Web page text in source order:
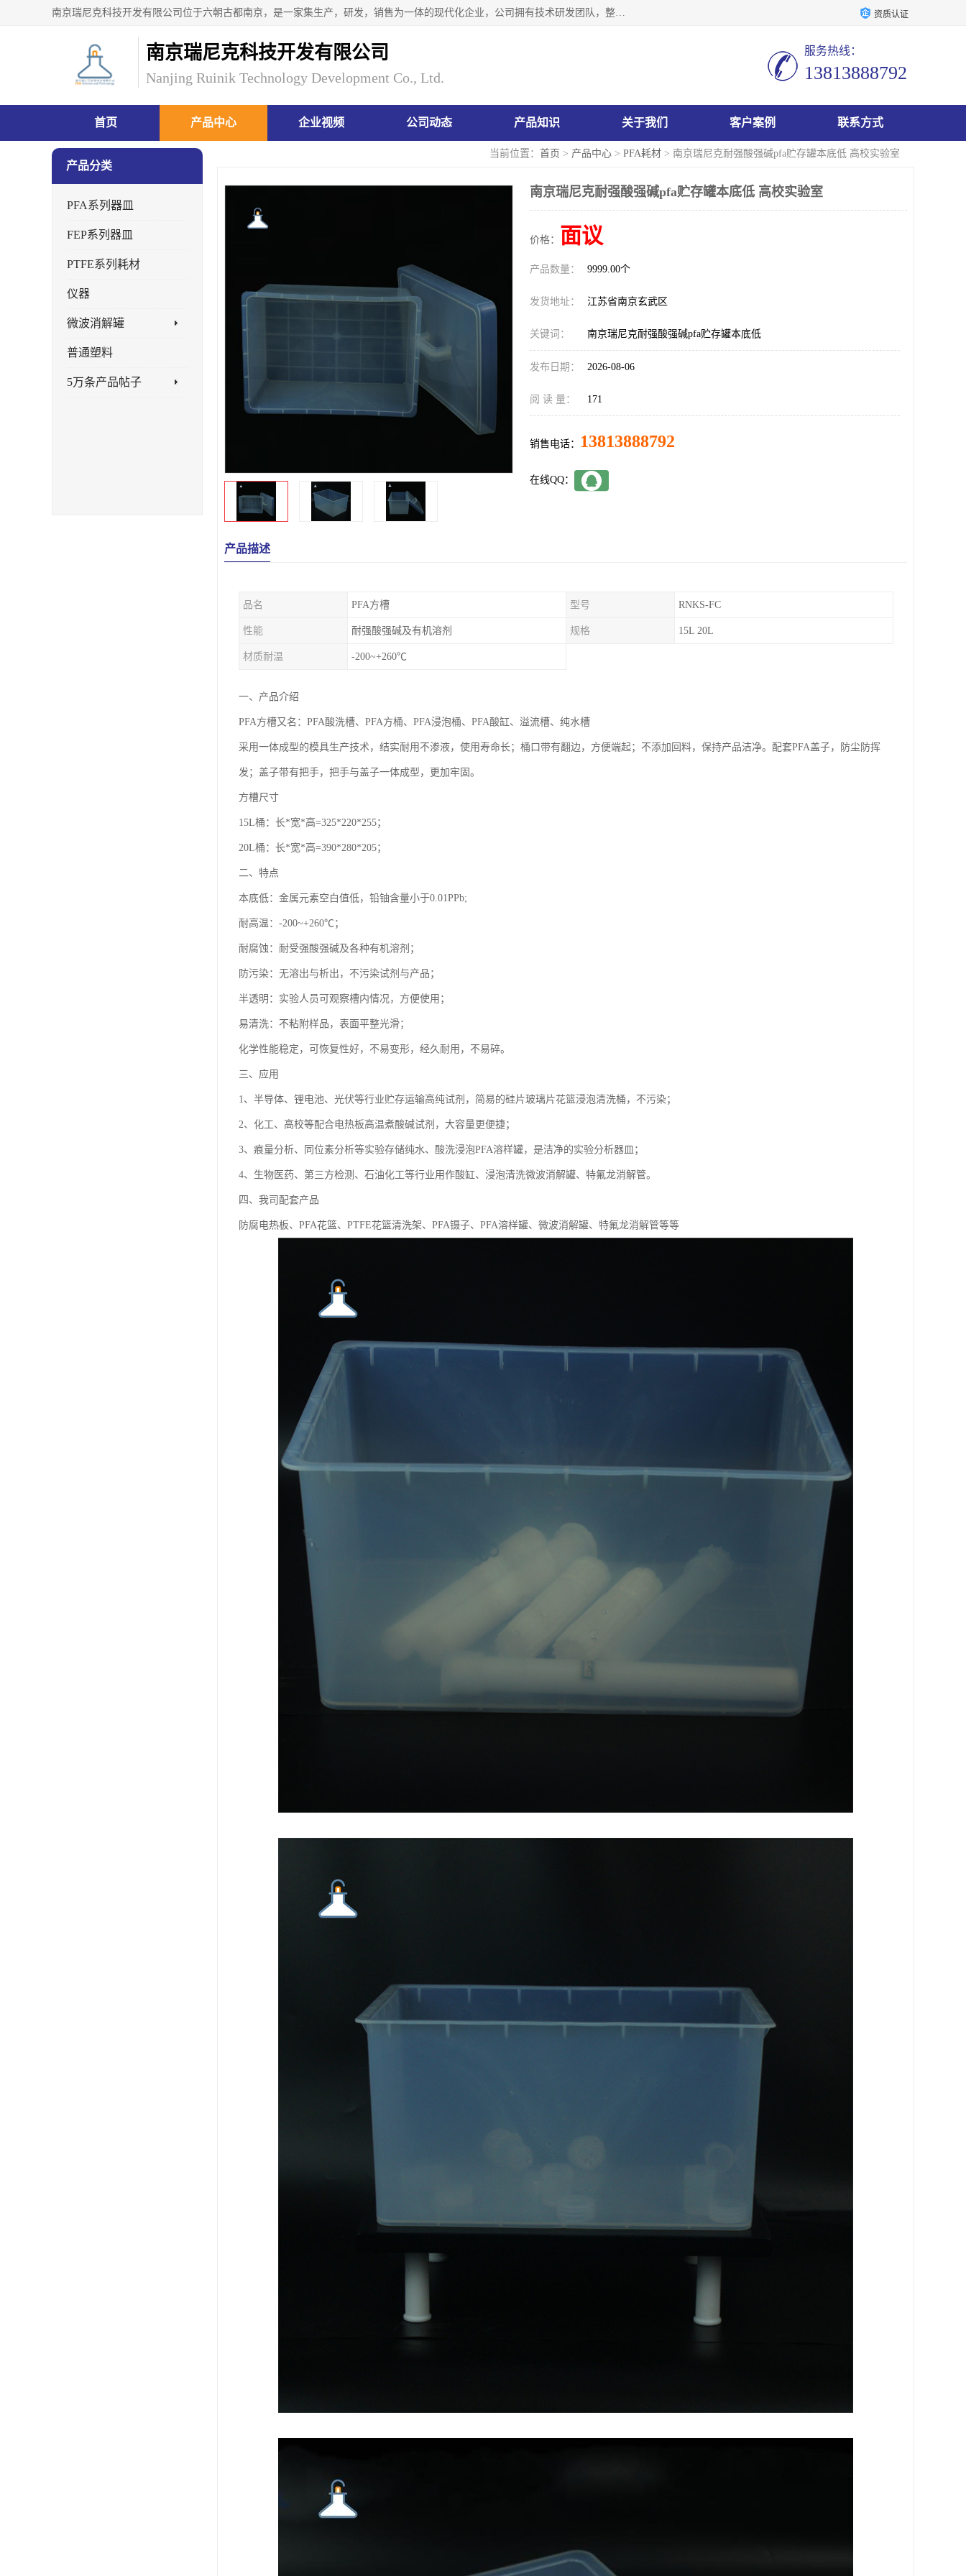
南京瑞尼克科技开发有限公司位于六朝古都南京，是一家集生产，研发，销售为一体的现代化企业，公司拥有技术研发团队，整洁明亮的厂房及的技术仪器设备，技术力量雄厚。公司长久以来一直坚持以生产研发国内完mei的痕量分析器皿为目标，客户满意的实验需求是我们永远的追求。长久以来与客户建立了良好的合作关系，在同行业中建立了自己的信誉与品牌。公司将一如既往的奋进不息，为客户带来为舒心的服务！ 资质认证
南京瑞尼克科技开发有限公司
Nanjing Ruinik Technology Development Co., Ltd.
服务热线：
13813888792
首页 产品中心 企业视频 公司动态 产品知识 关于我们 客户案例 联系方式
当前位置： 首页 > 产品中心 > PFA耗材 > 南京瑞尼克耐强酸强碱pfa贮存罐本底低 高校实验室
产品分类
PFA系列器皿
FEP系列器皿
PTFE系列耗材
仪器
微波消解罐
普通塑料
5万条产品帖子
南京瑞尼克耐强酸强碱pfa贮存罐本底低 高校实验室
价格： 面议
产品数量： 9999.00个
发货地址： 江苏省南京玄武区
关键词： 南京瑞尼克耐强酸强碱pfa贮存罐本底低
发布日期： 2026-08-06
阅 读 量： 171
销售电话： 13813888792
在线QQ：
产品描述
品名 PFA方槽 型号 RNKS-FC
性能 耐强酸强碱及有机溶剂 规格 15L 20L
材质耐温 -200~+260℃
一、产品介绍
PFA方槽又名：PFA酸洗槽、PFA方桶、PFA浸泡桶、PFA酸缸、溢流槽、纯水槽
采用一体成型的模具生产技术，结实耐用不渗液，使用寿命长；桶口带有翻边，方便端起；不添加回料，保持产品洁净。配套PFA盖子，防尘防挥
发；盖子带有把手，把手与盖子一体成型，更加牢固。
方槽尺寸
15L桶：长*宽*高=325*220*255；
20L桶：长*宽*高=390*280*205；
二、特点
本底低：金属元素空白值低，铅铀含量小于0.01PPb;
耐高温：-200~+260℃；
耐腐蚀：耐受强酸强碱及各种有机溶剂；
防污染：无溶出与析出，不污染试剂与产品；
半透明：实验人员可观察槽内情况，方便使用；
易清洗：不粘附样品，表面平整光滑；
化学性能稳定，可恢复性好，不易变形，经久耐用，不易碎。
三、应用
1、半导体、锂电池、光伏等行业贮存运输高纯试剂，简易的硅片玻璃片花篮浸泡清洗桶，不污染；
2、化工、高校等配合电热板高温煮酸碱试剂，大容量更便捷；
3、痕量分析、同位素分析等实验存储纯水、酸洗浸泡PFA溶样罐，是洁净的实验分析器皿；
4、生物医药、第三方检测、石油化工等行业用作酸缸、浸泡清洗微波消解罐、特氟龙消解管。
四、我司配套产品
防腐电热板、PFA花篮、PTFE花篮清洗架、PFA镊子、PFA溶样罐、微波消解罐、特氟龙消解管等等